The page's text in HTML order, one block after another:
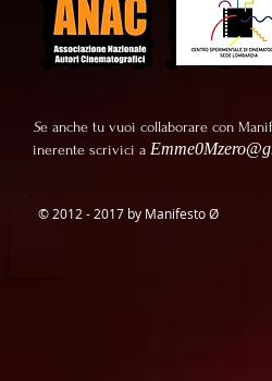
Se anche tu vuoi collaborare con
inerente scrivici a
© 2012 - 2017 by ManifestoØ